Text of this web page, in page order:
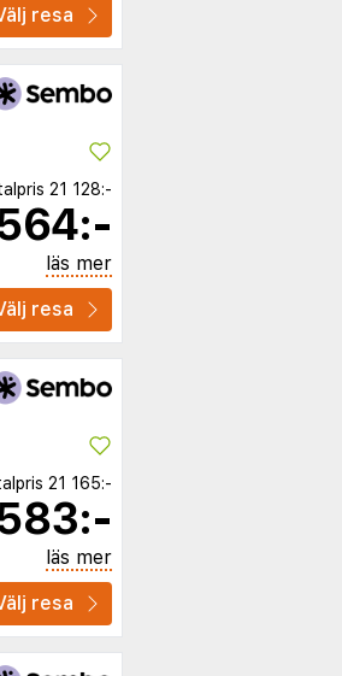
resa
21 128:-
läs mer
resa
21 165:-
läs mer
resa